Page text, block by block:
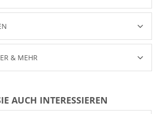
& MEHR
AUCH INTERESSIEREN